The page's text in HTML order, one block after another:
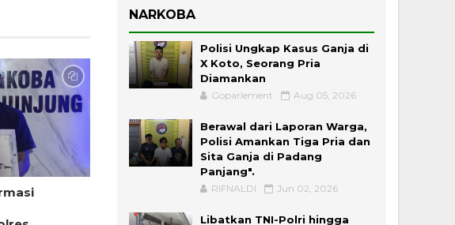
NARKOBA
Polisi Ungkap Kasus Ganja di
X Koto, Seorang Pria
Diamankan
Goparlement Aug 05, 2026
Berawal dari Laporan Warga,
Polisi Amankan Tiga Pria dan
Sita Ganja di Padang
Panjang".
RIFNALDI Jun 02, 2026
Libatkan TNI-Polri hingga